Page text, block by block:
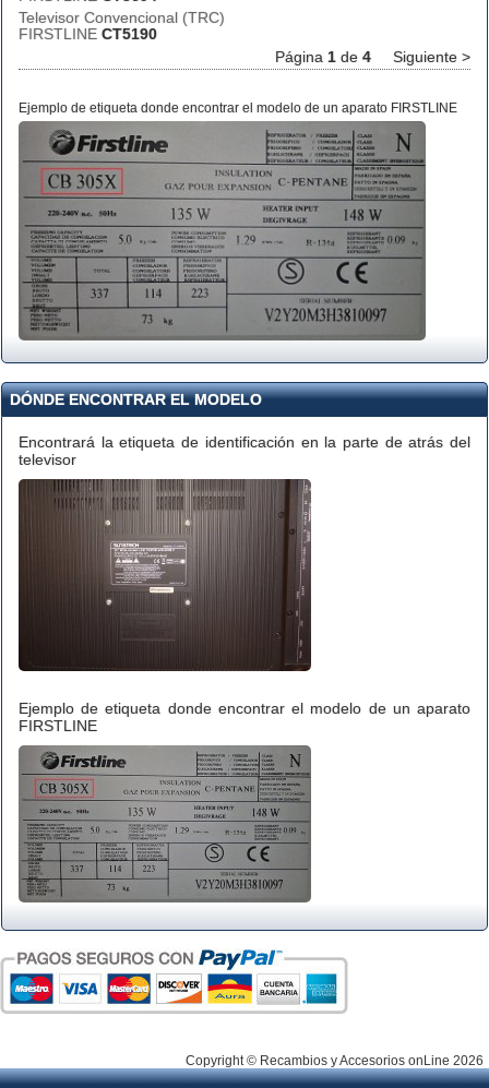
Televisor Convencional (TRC)
FIRSTLINE CT5190
Página 1 de 4 Siguiente >
Ejemplo de etiqueta donde encontrar el modelo de un aparato FIRSTLINE
DÓNDE ENCONTRAR EL MODELO
Encontrará la etiqueta de identificación en la parte de atrás del
televisor
Ejemplo de etiqueta donde encontrar el modelo de un aparato
FIRSTLINE
Copyright © Recambios y Accesorios onLine 2026